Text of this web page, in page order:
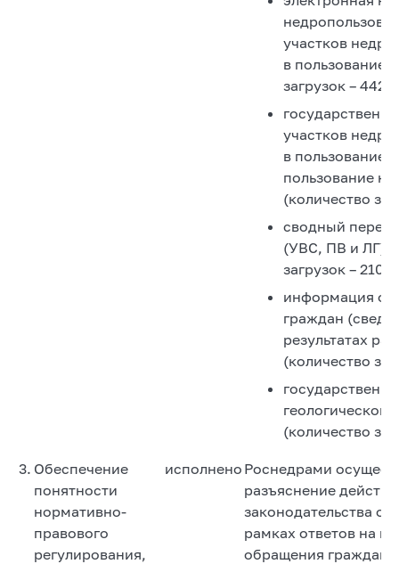
участков недр,
в пользование
загрузок –
участков недр,
в пользование,
пользование
(количество
сводный
(УВС, ПВ и ЛГ)
загрузок –
информация
граждан
результатах
(количество
(количество
3. Обеспечение
понятности
нормативно-
правового
регулирования,
исполнено Роснедрами
разъяснение
законодательства о
рамках ответов на
обращения граждан,